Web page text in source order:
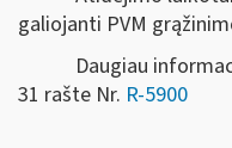
galiojanti PVM
Daugiau
31 rašte Nr. R-5900